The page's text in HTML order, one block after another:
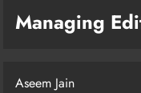
Managing
Aseem Jain